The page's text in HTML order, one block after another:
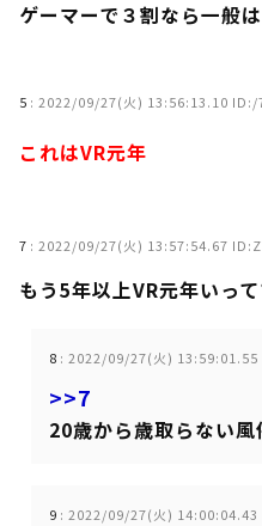
ゲーマーで３割なら一般
5 : 2022/09/27(火) 13:56:13.10 ID:/
これはVR元年
7 : 2022/09/27(火) 13:57:54.67
もう5年以上VR元年いっ
8 : 2022/09/27(火)
>>7
20歳から歳取らない
9 : 2022/09/27(火)